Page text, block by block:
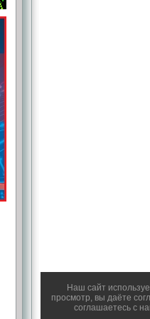
Наш сайт
просмотр, вы даёте
соглашаетесь с